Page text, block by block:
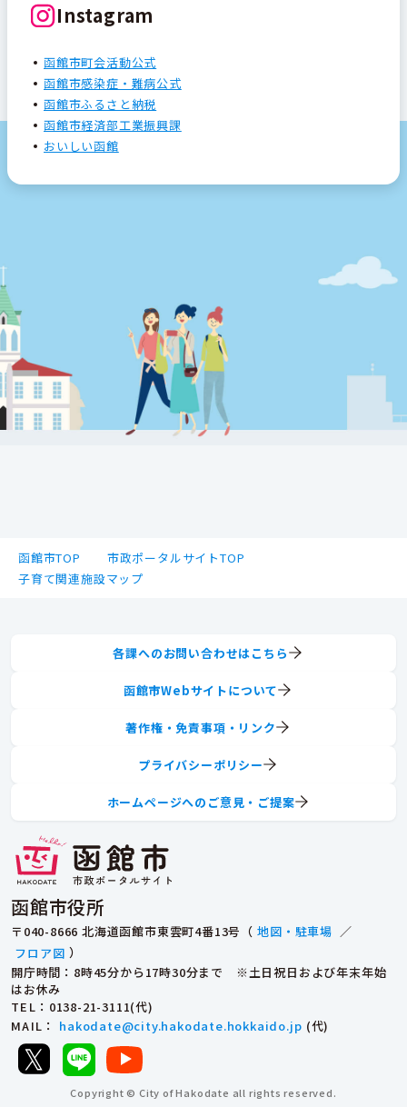
Instagram
函館市町会活動公式
函館市感染症・難病公式
函館市ふるさと納税
函館市経済部工業振興課
おいしい函館
函館市TOP
市政ポータルサイトTOP
子育て関連施設マップ
函館市役所
〒040-8666 北海道函館市東雲町4番13号（ 地図・駐車場 ／
フロア図 ）
開庁時間：8時45分から17時30分まで ※土日祝日および年末年始
はお休み
TEL ：0138-21-3111(代)
MAIL ： hakodate@city.hakodate.hokkaido.jp (代)
各課へのお問い合わせはこちら
函館市Webサイトについて
著作権・免責事項・リンク
プライバシーポリシー
ホームページへのご意見・ご提案
Copyright © City of Hakodate all rights reserved.